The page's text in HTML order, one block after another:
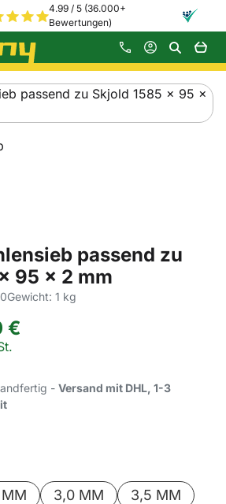
4.99 / 5 (36.000+
Bewertungen)
springen
springen
passend zu
95 x 2 mm
Gewicht: 1 kg
€
- Versand mit DHL, 1-3
3,0 MM
3,5 MM